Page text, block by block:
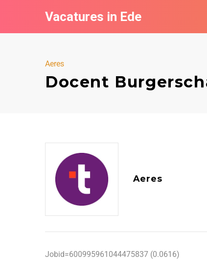
Vacatures in Ede
Aeres
Docent
Aeres
Jobid=600995961044475837 (0.0616)